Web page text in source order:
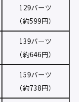
129バーツ
（約599円）
139バーツ
（約646円）
159バーツ
（約738円）